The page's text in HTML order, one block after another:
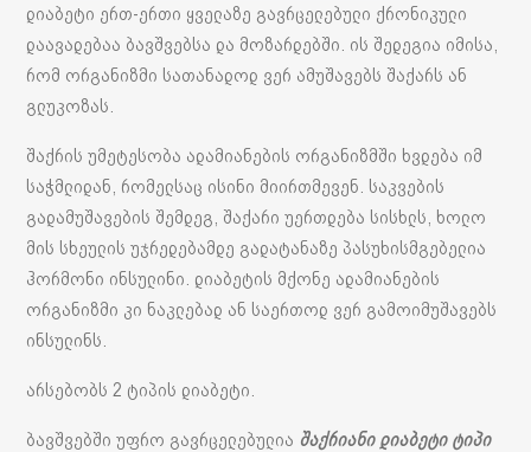
დიაბეტი ერთ-ერთი ყველაზე გავრცელებული ქრონიკული
დაავადებაა ბავშვებსა და მოზარდებში. ის შედეგია იმისა,
რომ ორგანიზმი სათანადოდ ვერ ამუშავებს შაქარს ან
გლუკოზას.
შაქრის უმეტესობა ადამიანების ორგანიზმში ხვდება იმ
საჭმლიდან, რომელსაც ისინი მიირთმევენ. საკვების
გადამუშავების შემდეგ, შაქარი უერთდება სისხლს, ხოლო
მის სხეულის უჯრედებამდე გადატანაზე პასუხისმგებელია
ჰორმონი ინსულინი. დიაბეტის მქონე ადამიანების
ორგანიზმი კი ნაკლებად ან საერთოდ ვერ გამოიმუშავებს
ინსულინს.
არსებობს 2 ტიპის დიაბეტი.
ბავშვებში უფრო გავრცელებულია შაქრიანი დიაბეტი ტიპი